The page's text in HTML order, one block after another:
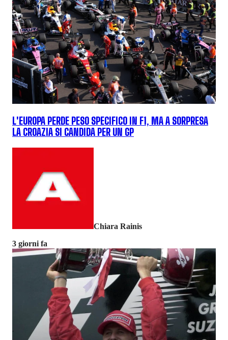
L'EUROPA PERDE PESO SPECIFICO IN F1, MA A SORPRESA
LA CROAZIA SI CANDIDA PER UN GP
Chiara Rainis
3 giorni fa